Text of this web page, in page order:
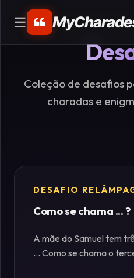
☰
Matemáticos
Charadas
Lógica
Coleção de desafios
charadas e
DESAFIO
Como se chama ... ?
A mãe do Samuel tem
... Como se chama o